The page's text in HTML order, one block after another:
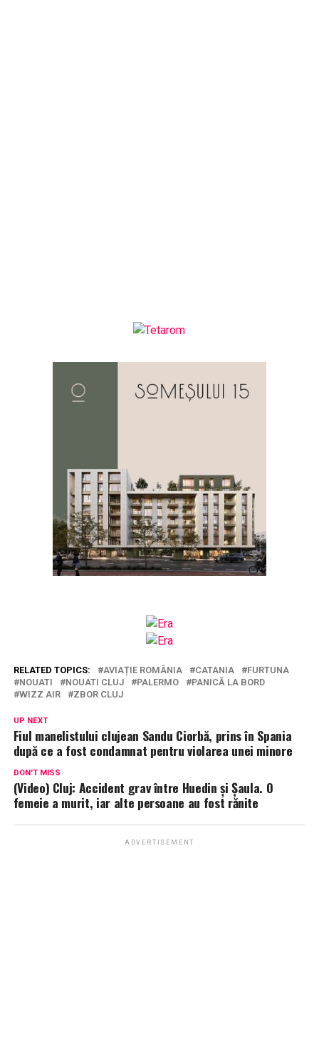
RELATED TOPICS: AVIAȚIE ROMÂNIA CATANIA
FURTUNA
NOUATI
NOUATI CLUJ PALERMO
PANICĂ LA BORD
WIZZ AIR
ZBOR CLUJ
UP NEXT
Fiul manelistului clujean Sandu Ciorbă, prins în Spania
după ce a fost condamnat pentru violarea unei minore
DON'T MISS
(Video) Cluj: Accident grav între Huedin și Șaula. O
femeie a murit, iar alte persoane au fost rănite
ADVERTISEMENT